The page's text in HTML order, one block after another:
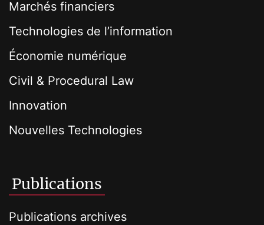
Marchés financiers
Technologies de l’information
Économie numérique
Civil & Procedural Law
Innovation
Nouvelles Technologies
Publications
Publications archives